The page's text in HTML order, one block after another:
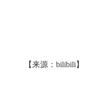
【来源：bilibili】